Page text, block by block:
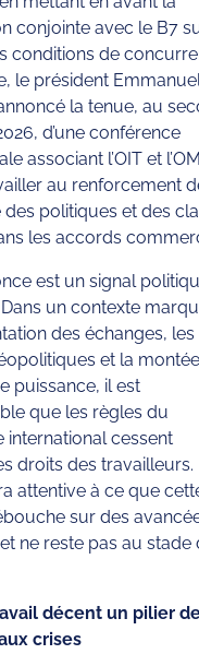
conjointe avec le B7
conditions de
le président Emmanuel
la tenue, au
d’une conférence
associant l’OIT et
au renforcement
politiques et des
les accords
est un signal
un contexte
des échanges, les
et la
puissance, il est
que les règles du
international cessent
droits des travailleurs.
attentive à ce que
sur des
ne reste pas au stade
décent un pilier
crises